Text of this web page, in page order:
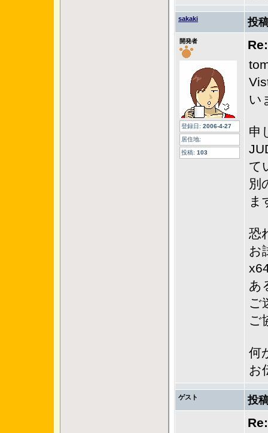
sakaki 投
開発者
登録日: 2006-4-27
居住地:
投稿: 103
い
申
て
別
ま
恐
お
あ
ご
ご
何
お
ゲスト 投